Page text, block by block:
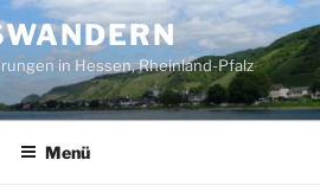
in Hessen, Rheinland-Pfalz
Menü